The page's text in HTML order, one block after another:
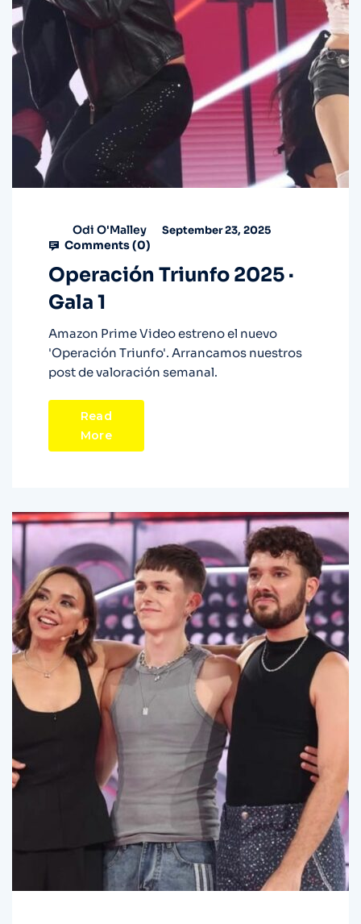
Odi O'Malley September 23, 2025
Comments (0)
Operación Triunfo 2025 ·
Gala 1
Amazon Prime Video estreno el nuevo
'Operación Triunfo'. Arrancamos nuestros
post de valoración semanal.
Read
More